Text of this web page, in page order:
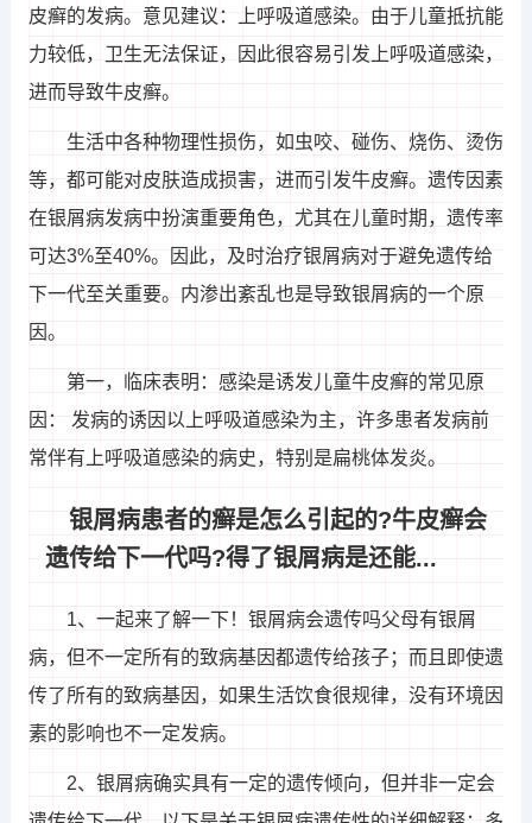
皮癣的发病。意见建议：上呼吸道感染。由于儿童抵抗能
力较低，卫生无法保证，因此很容易引发上呼吸道感染，
进而导致牛皮癣。
生活中各种物理性损伤，如虫咬、碰伤、烧伤、烫伤
等，都可能对皮肤造成损害，进而引发牛皮癣。遗传因素
在银屑病发病中扮演重要角色，尤其在儿童时期，遗传率
可达3%至40%。因此，及时治疗银屑病对于避免遗传给
下一代至关重要。内渗出紊乱也是导致银屑病的一个原
因。
第一，临床表明：感染是诱发儿童牛皮癣的常见原
因： 发病的诱因以上呼吸道感染为主，许多患者发病前
常伴有上呼吸道感染的病史，特别是扁桃体发炎。
银屑病患者的癣是怎么引起的?牛皮癣会
遗传给下一代吗?得了银屑病是还能...
1、一起来了解一下！银屑病会遗传吗父母有银屑
病，但不一定所有的致病基因都遗传给孩子；而且即使遗
传了所有的致病基因，如果生活饮食很规律，没有环境因
素的影响也不一定发病。
2、银屑病确实具有一定的遗传倾向，但并非一定会